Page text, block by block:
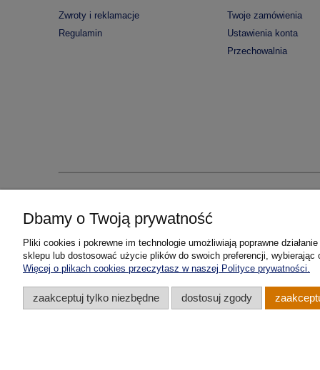
Zwroty i reklamacje
Regulamin
Twoje zamówienia
Ustawienia konta
Przechowalnia
Dbamy o Twoją prywatność
Pliki cookies i pokrewne im technologie umożliwiają poprawne
sklepu lub dostosować użycie plików do swoich preferencji, wybierając
Więcej o plikach cookies przeczytasz w naszej Polityce prywatności.
zaakceptuj tylko niezbędne dostosuj zgody